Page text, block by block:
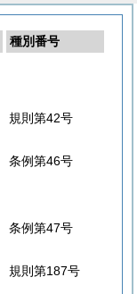
種別番号
規則第42号
条例第46号
条例第47号
規則第187号